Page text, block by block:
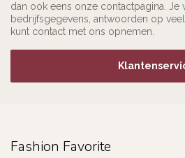
dan ook eens onze contactpagina. Je
bedrijfsgegevens, antwoorden op
kunt contact met ons opnemen.
Fashion Favorite